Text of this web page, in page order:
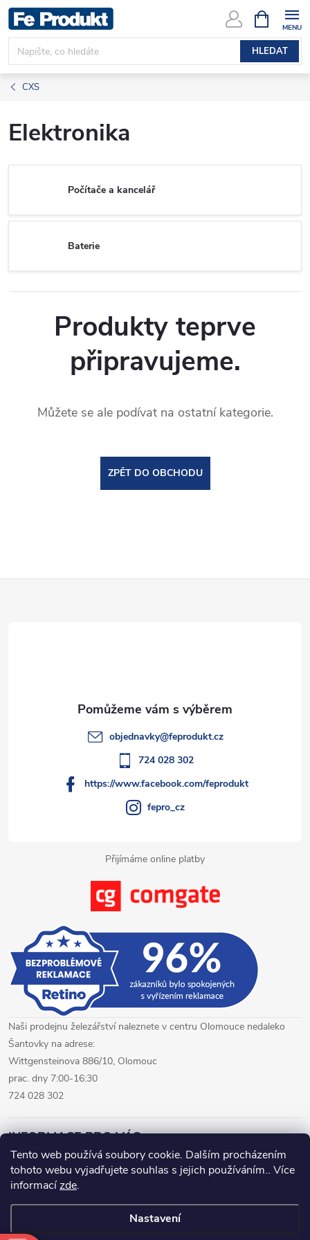
Tento web používá soubory cookie. Dalším procházením
tohoto webu vyjadřujete souhlas s jejich používáním.. Více
informacízde.
Nastavení
Přejít
na
obsah
HLEDAT
NÁKUPNÍ
KOŠÍK
CXS
Elektronika
Počítače a kancelář
Baterie
Produkty teprve
připravujeme.
Můžete se ale podívat na ostatní kategorie.
ZPĚT DO OBCHODU
Přijímáme online platby
objednavky@feprodukt.cz
724 028 302
https://www.facebook.com/feprodukt
fepro_cz
Naši prodejnu železářství naleznete v centru Olomouce nedaleko
Šantovky na adrese:
Wittgensteinova 886/10, Olomouc
prac. dny 7:00-16:30
724 028 302
INFORMACE PRO VÁS
železářství Olomouc
CNC pálení plechů Olomouc